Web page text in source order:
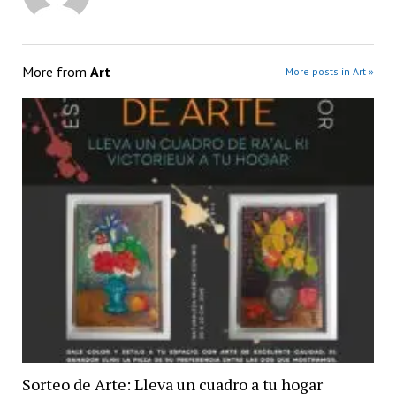
More from Art More posts in Art »
Sorteo de Arte: Lleva un cuadro a tu hogar